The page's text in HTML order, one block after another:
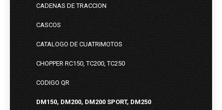
CADENAS DE TRACCION
CASCOS
CATALOGO DE CUATRIMOTOS
CHOPPER RC150, TC200, TC250
CODIGO QR
DM150, DM200, DM200 SPORT, DM250